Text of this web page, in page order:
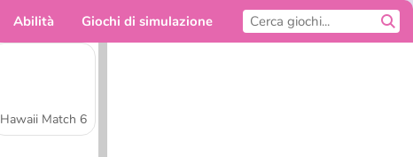
Abilità Giochi di simulazione
Hawaii Match 6